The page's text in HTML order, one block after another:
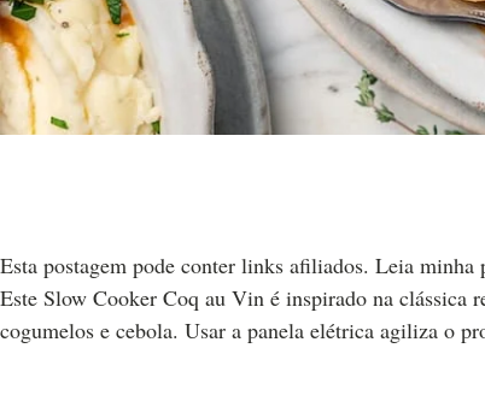
Esta postagem pode conter links afiliados. Leia
Este Slow Cooker Coq au Vin é inspirado na clássica
cogumelos e cebola. Usar a panela elétrica agiliza o